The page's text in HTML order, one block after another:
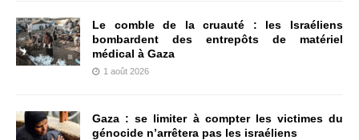
Le comble de la cruauté : les Israéliens
bombardent des entrepôts de matériel
médical à Gaza
1 août 2026
Gaza : se limiter à compter les victimes du
génocide n’arrêtera pas les israéliens